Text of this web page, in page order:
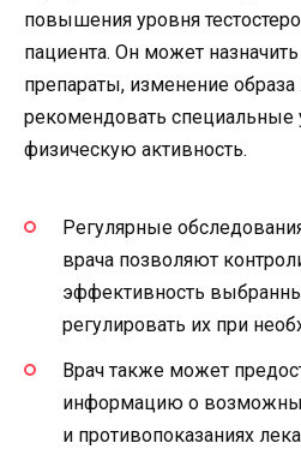
повышения уровня
пациента. Он может
препараты, изменение
рекомендовать специальные
физическую активность.
Регулярные
врача позволяют
эффективность
регулировать их при
Врач также может
информацию о
и противопоказаниях